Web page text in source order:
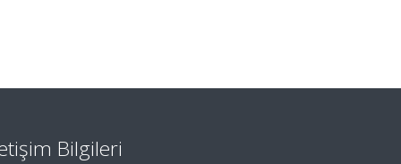
Bilgileri